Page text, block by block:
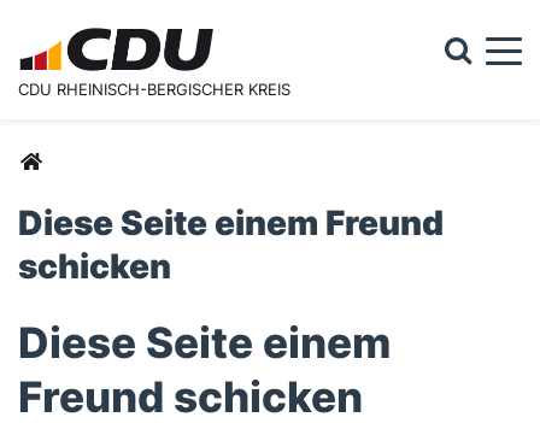
CDU RHEINISCH-BERGISCHER KREIS
Suchformular
Sie sind hier
Diese Seite einem Freund
schicken
Diese Seite einem
Freund schicken